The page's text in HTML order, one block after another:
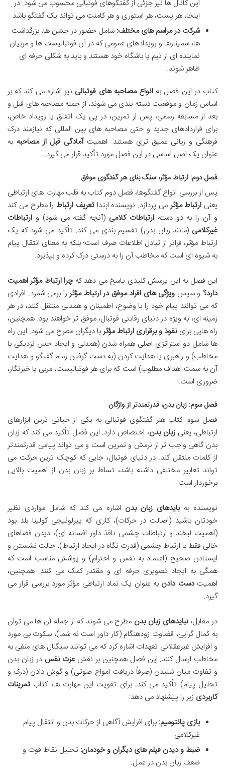
این کانال ها نیز جزئی از گفتگوهای فوتبالی محسوب می شود. در
اینجا، هر پست، هر استوری و هر کامنت می تواند یک گفتگو باشد.
شرکت در مراسم های مختلف: شامل حضور در جشن ها، بزرگداشت
ها، سمینارها و رویدادهای عمومی که در آن فوتبالیست ها و مربیان
نماینده ای از تیم یا باشگاه خود هستند و باید به شکلی حرفه ای
ظاهر شوند.
کتاب در این فصل بهانواع مصاحبه های فوتبالی نیز اشاره می کند که بر
اساس زمان و موقعیت دسته بندی می شوند، از جمله مصاحبه های قبل و
بعد از مسابقه رسمی، پس از تمرین، در پی یک اتفاق یا رویداد خاص،
برای قراردادهای جدید و حتی مصاحبه های بین المللی که نیازمند درک
فرهنگی و زبانی عمیق تری هستند. اهمیتآمادگی قبل از مصاحبه به
عنوان یک اصل اساسی در این فصل مورد تأکید قرار می گیرد.
فصل دوم: ارتباط مؤثر، سنگ بنای هر گفتگوی موفق
پس از بررسی انواع گفتگوها، فصل دوم کتاب به قلب مهارت های ارتباطی
یعنی ارتباط مؤثرمی پردازد. نویسنده ابتداتعریف ارتباط را مطرح می کند
و آن را به دو دستهارتباطات کلامی (آنچه گفته می شود) و ارتباطات
غیرکلامی (مانند زبان بدن) تقسیم بندی می کند. تأکید می شود که یک
ارتباط مؤثر، فراتر از تبادل اطلاعات صرف است؛ بلکه به معنای انتقال پیام
به شیوه ای است که مخاطب آن را به درستی درک کرده و بپذیرد.
این فصل به این پرسش کلیدی پاسخ می دهد کهچرا ارتباط مؤثر اهمیت
دارد؟ و سپس ویژگی های افراد موفق در ارتباط مؤثررا برمی شمرد. افرادی
که می توانند پیام خود را با وضوح، اطمینان و همدلی منتقل کنند، در هر
زمینه ای، به ویژه در دنیای رقابتی فوتبال، موفق تر خواهند بود. همچنین،
راه هایی برای نفوذ و برقراری ارتباط مؤثربا دیگران مطرح می شود. این راه
ها شامل دو استراتژی اصلی همراه شدن (همدلی و ایجاد حس نزدیکی با
مخاطب) و راهبری یا هدایت کردن (به دست گرفتن زمام گفتگو و هدایت
آن به سمت اهداف مطلوب) است که برای هر فوتبالیست، مربی یا خبرنگار،
ضروری است.
فصل سوم: زبان بدن، قدرتمندتر از واژگان
فصل سوم کتاب هنر گفتگوی فوتبالی به یکی از حیاتی ترین ابزارهای
ارتباطی، یعنی زبان بدن، اختصاص دارد. این فصل تأکید می کند که زبان
بدن گاهی واجب تر از نرمش و تمرین است و می تواند پیامی قدرتمندتر
از کلمات منتقل کند. در دنیای فوتبال، جایی که کوچک ترین حرکت می
تواند تعابیر مختلفی داشته باشد، تسلط بر زبان بدن از اهمیت بالایی
برخوردار است.
نویسنده بهبایدهای زبان بدن اشاره می کند که شامل مواردی نظیر
خودتان باشید (اصالت در حرکات)، کاری که پیرلوئیجی کولینا بلد بود
(اهمیت لبخند و ارتباطات چشمی نافذ داور افسانه ای)، دیدن فضاهای
خالی فقط با ارتباط چشمی (قدرت نگاه در ایجاد ارتباط)، حالت نشستن و
ایستادن صحیح (اعتماد به نفس و احترام) و پوشش مناسب است که
همگی به ایجاد تصویری حرفه ای و مقتدر کمک می کنند. همچنین،
اهمیتدست دادن به عنوان یک نماد ارتباطی مؤثر مورد بررسی قرار می
گیرد.
در مقابل،نبایدهای زبان بدن مطرح می شوند که از جمله آن ها می توان
به کمال گرایی، قضاوت زودهنگام (کار داور است نه شما)، سکوت بی مورد
و افزایش غیرعقلانی تعهدات اشاره کرد که می توانند سیگنال های منفی به
مخاطب ارسال کنند. این فصل همچنین بر نقش عزت نفس در زبان بدن
و تفاوت میان شنیدن (صرفاً دریافت امواج صوتی) و گوش دادن (درک و
تحلیل پیام) تأکید می کند. برای تقویت این مهارت ها، کتاب تمرینات
کاربردی زیر را پیشنهاد می دهد:
بازی پانتومیم: برای افزایش آگاهی از حرکات بدن و انتقال پیام
غیرکلامی.
ضبط و دیدن فیلم های دیگران و خودمان: تحلیل نقاط قوت و
ضعف زبان بدن در عمل.